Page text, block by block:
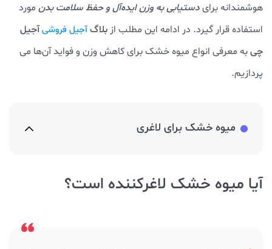
هوشمندانه برایدستیابی به وزن ایده‌آل و حفظ سلامت بدن مورد
استفاده قرار گیرد. در ادامه این مطلب از بلاگآجیل فروشیآجیل
چیبه معرفی انواع میوه خشک برای کاهش وزن و فواید آن‌ها می
پردازیم.
میوه خشک برای لاغری
آیا میوه خشک لاغرکننده است؟